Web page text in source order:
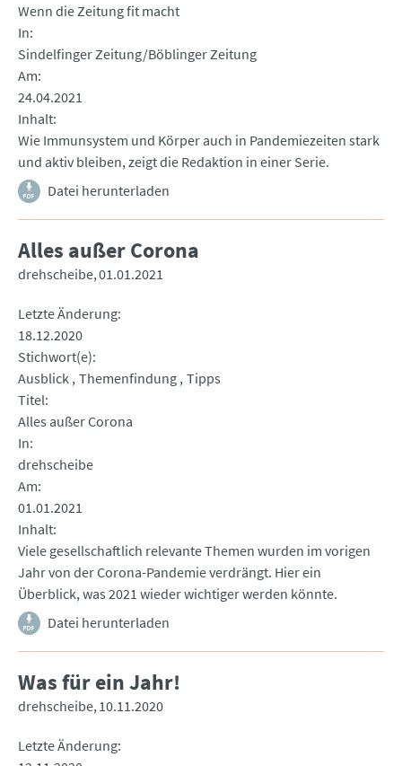
Wenn die Zeitung fit macht
In
Sindelfinger Zeitung/Böblinger Zeitung
Am
24.04.2021
Inhalt
Wie Immunsystem und Körper auch in Pandemiezeiten stark
und aktiv bleiben, zeigt die Redaktion in einer Serie.
Datei herunterladen
Alles außer Corona
drehscheibe 01.01.2021
Letzte Änderung
18.12.2020
Stichwort(e)
Ausblick Themenfindung Tipps
Titel
Alles außer Corona
In
drehscheibe
Am
01.01.2021
Inhalt
Viele gesellschaftlich relevante Themen wurden im vorigen
Jahr von der Corona-Pandemie verdrängt. Hier ein
Überblick, was 2021 wieder wichtiger werden könnte.
Datei herunterladen
Was für ein Jahr!
drehscheibe 10.11.2020
Letzte Änderung